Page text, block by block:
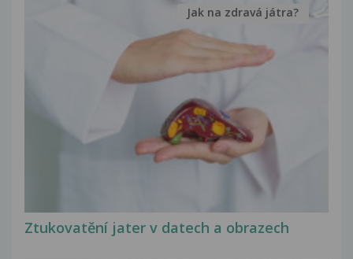
Ztukovatění jater v datech a obrazech
Jak na zdravá játra?